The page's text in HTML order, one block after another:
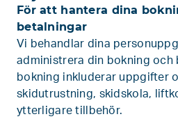
För att hantera dina
betalningar
Vi behandlar dina
administrera din bokning och
bokning inkluderar uppgifter
skidutrustning, skidskola,
ytterligare tillbehör.